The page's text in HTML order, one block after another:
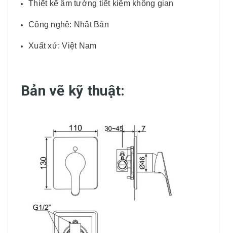
Thiết kế âm tường tiết kiệm không gian
Công nghệ: Nhật Bản
Xuất xứ: Việt Nam
Bản vẽ kỹ thuật: